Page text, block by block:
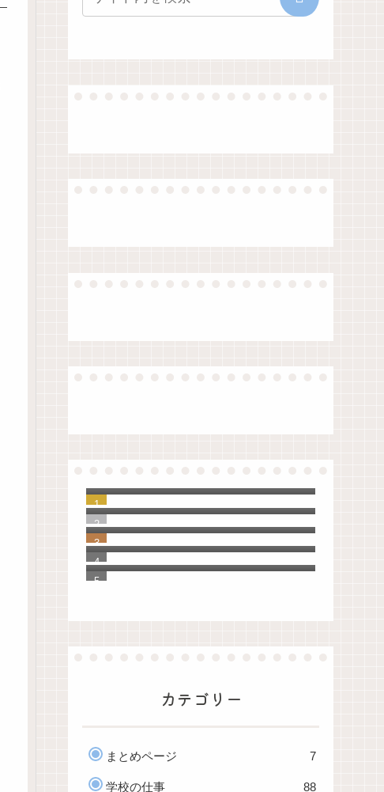
て、UpNoteに決めました。
知らなかった！教員の夏季休暇
の理由は３つしかない。
【ゼロ秒思考】自分を大切に思
えるようになる100の質問
「Evernote」から「UpNote」へ
20年分の手帳とノートを移行し
てわかったこと
カテゴリー
まとめページ 7
学校の仕事 88